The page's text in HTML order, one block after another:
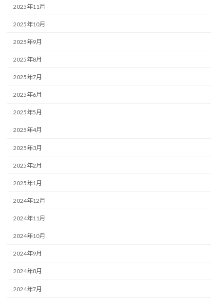
2025年11月
2025年10月
2025年9月
2025年8月
2025年7月
2025年6月
2025年5月
2025年4月
2025年3月
2025年2月
2025年1月
2024年12月
2024年11月
2024年10月
2024年9月
2024年8月
2024年7月